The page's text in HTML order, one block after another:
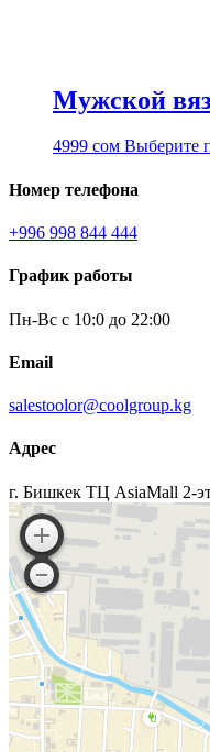
Мужской
4999 сом Выберите
Номер телефона
+996 998 844 444
График работы
Пн-Вс с 10:0 до 22:00
Email
salestoolor@coolgroup.kg
Адрес
г. Бишкек ТЦ AsiaMall 2-